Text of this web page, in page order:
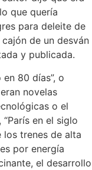
que quería
para deleite de
de un desván
y publicada.
80 días”, o
novelas
o el
en el siglo
los trenes de alta
por energía
el desarrollo